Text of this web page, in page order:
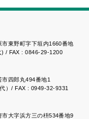
東野町字下垣内1660番地
/ FAX : 0846-29-1200
四郎丸494番地1
）/ FAX : 0949-32-9331
大字浜方三の枡534番地9